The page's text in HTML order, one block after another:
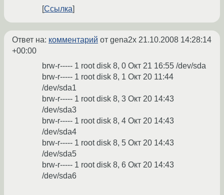
Ссылка
Ответ на: комментарий от gena2x 21.10.2008 14:28:14
+00:00
brw-r----- 1 root disk 8, 0 Окт 21 16:55 /dev/sda
brw-r----- 1 root disk 8, 1 Окт 20 11:44
/dev/sda1
brw-r----- 1 root disk 8, 3 Окт 20 14:43
/dev/sda3
brw-r----- 1 root disk 8, 4 Окт 20 14:43
/dev/sda4
brw-r----- 1 root disk 8, 5 Окт 20 14:43
/dev/sda5
brw-r----- 1 root disk 8, 6 Окт 20 14:43
/dev/sda6